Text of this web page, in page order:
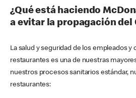
¿Qué está haciendo
a evitar la propagación del
La salud y seguridad de los empleados y
restaurantes es una de nuestras
nuestros procesos sanitarios estándar,
restaurantes: